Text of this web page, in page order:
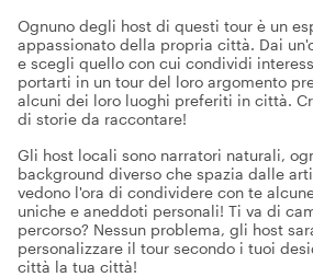
Ognuno degli host di questi tour è un
appassionato della propria città. Dai
e scegli quello con cui condividi
portarti in un tour del loro argomento
alcuni dei loro luoghi preferiti in città.
di storie da raccontare!
Gli host locali sono narratori naturali,
background diverso che spazia dalle
vedono l'ora di condividere con te
uniche e aneddoti personali! Ti va di
percorso? Nessun problema, gli host
personalizzare il tour secondo i tuoi
città la tua città!